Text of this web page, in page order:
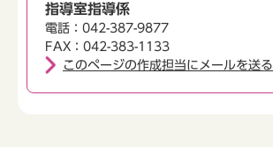
指導室指導係
電話：042-387-9877
FAX：042-383-1133
このページの作成担当にメールを送る